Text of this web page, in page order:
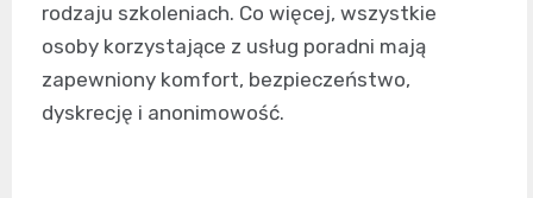
rodzaju szkoleniach. Co więcej, wszystkie
osoby korzystające z usług poradni mają
zapewniony komfort, bezpieczeństwo,
dyskrecję i anonimowość.